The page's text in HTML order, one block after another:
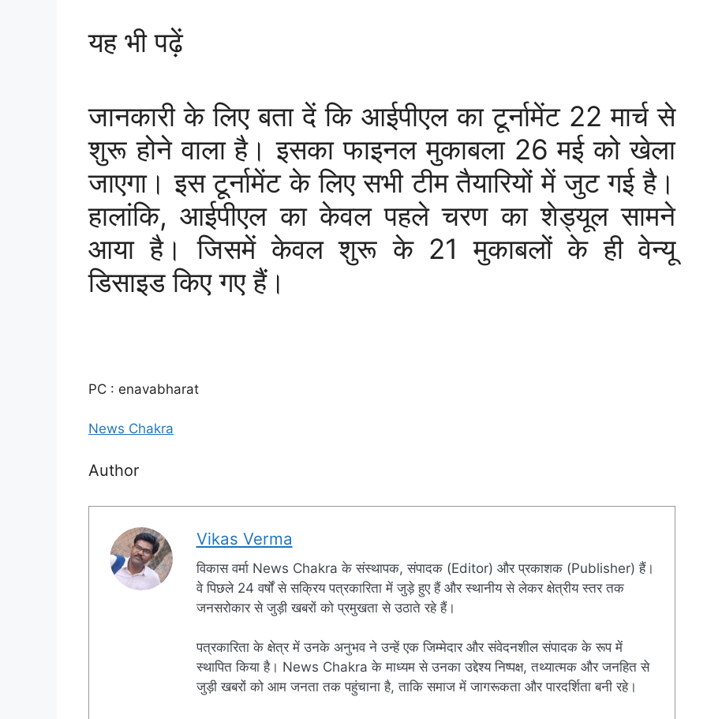
यह भी पढ़ें
जानकारी के लिए बता दें कि आईपीएल का टूर्नामेंट 22 मार्च से
शुरू होने वाला है। इसका फाइनल मुकाबला 26 मई को खेला
जाएगा। इस टूर्नामेंट के लिए सभी टीम तैयारियों में जुट गई है।
हालांकि, आईपीएल का केवल पहले चरण का शेड्यूल सामने
आया है। जिसमें केवल शुरू के 21 मुकाबलों के ही वेन्यू
डिसाइड किए गए हैं।
PC : enavabharat
News Chakra
Author
Vikas Verma
विकास वर्मा News Chakra के संस्थापक, संपादक (Editor) और प्रकाशक (Publisher) हैं।
वे पिछले 24 वर्षों से सक्रिय पत्रकारिता में जुड़े हुए हैं और स्थानीय से लेकर क्षेत्रीय स्तर तक
जनसरोकार से जुड़ी खबरों को प्रमुखता से उठाते रहे हैं।
पत्रकारिता के क्षेत्र में उनके अनुभव ने उन्हें एक जिम्मेदार और संवेदनशील संपादक के रूप में
स्थापित किया है। News Chakra के माध्यम से उनका उद्देश्य निष्पक्ष, तथ्यात्मक और जनहित से
जुड़ी खबरों को आम जनता तक पहुंचाना है, ताकि समाज में जागरूकता और पारदर्शिता बनी रहे।